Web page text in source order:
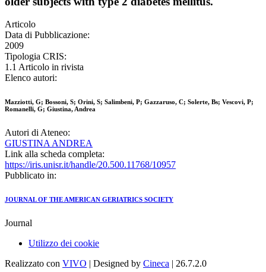
Articolo
Data di Pubblicazione:
2009
Tipologia CRIS:
1.1 Articolo in rivista
Elenco autori:
Mazziotti, G; Bossoni, S; Orini, S; Salimbeni, P; Gazzaruso, C; Solerte, Bs; Vescovi, P;
Romanelli, G; Giustina, Andrea
Autori di Ateneo:
GIUSTINA ANDREA
Link alla scheda completa:
https://iris.unisr.it/handle/20.500.11768/10957
Pubblicato in:
JOURNAL OF THE AMERICAN GERIATRICS SOCIETY
Journal
Utilizzo dei cookie
Realizzato con VIVO | Designed by Cineca | 26.7.2.0